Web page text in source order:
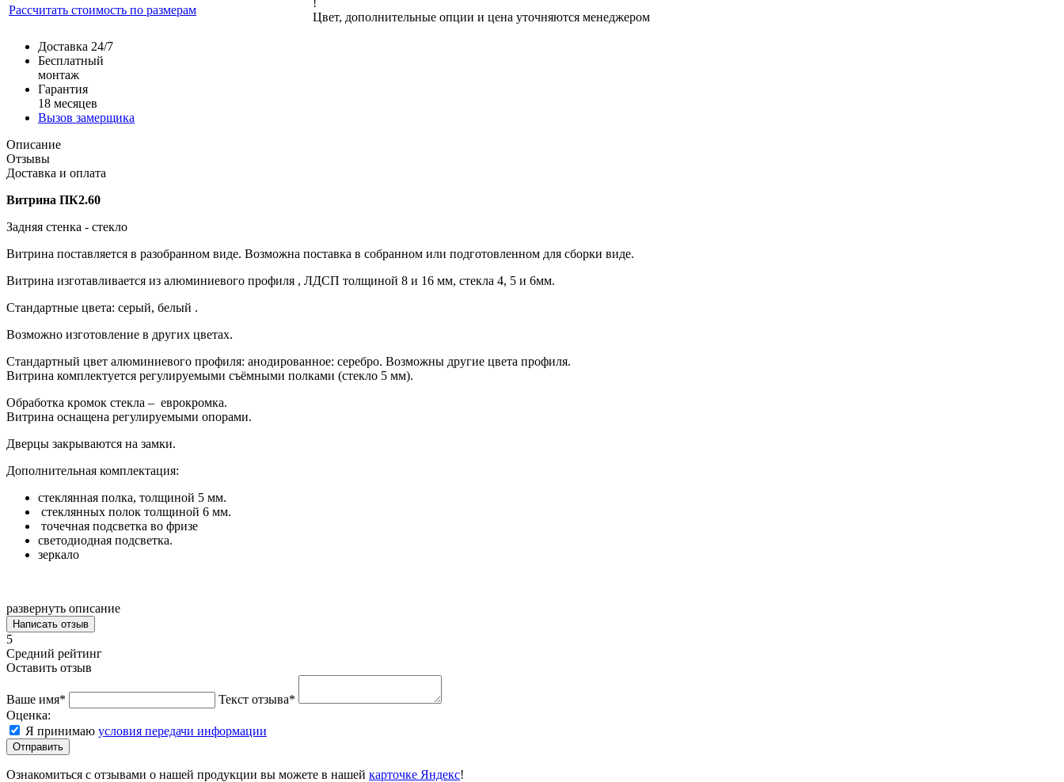
Рассчитать стоимость по размерам
Цвет, дополнительные опции и цена уточняются менеджером
Доставка 24/7
Бесплатный
монтаж
Гарантия
18 месяцев
Вызов замерщика
Описание
Отзывы
Доставка и оплата
Витрина ПК2.60
Задняя стенка - стекло
Витрина поставляется в разобранном виде. Возможна поставка в собранном или подготовленном для сборки виде.
Витрина изготавливается из алюминиевого профиля , ЛДСП толщиной 8 и 16 мм, стекла 4, 5 и 6мм.
Стандартные цвета: серый, белый .
Возможно изготовление в других цветах.
Стандартный цвет алюминиевого профиля: анодированное: серебро. Возможны другие цвета профиля.
Витрина комплектуется регулируемыми съёмными полками (стекло 5 мм).
Обработка кромок стекла – еврокромка.
Витрина оснащена регулируемыми опорами.
Дверцы закрываются на замки.
Дополнительная комплектация:
стеклянная полка, толщиной 5 мм.
стеклянных полок толщиной 6 мм.
точечная подсветка во фризе
светодиодная подсветка.
зеркало
развернуть описание
Написать отзыв
5
Средний рейтинг
Оставить отзыв
Ваше имя*
Текст отзыва*
Оценка:
Я принимаю условия передачи информации
Отправить
Ознакомиться с отзывами о нашей продукции вы можете в нашей карточке Яндекс!